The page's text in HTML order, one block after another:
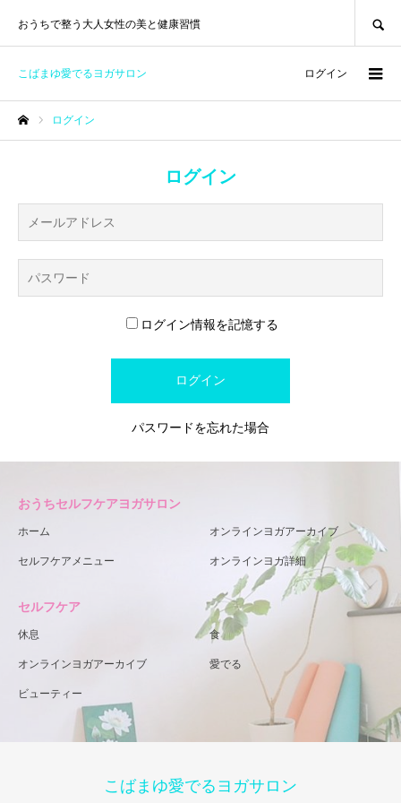
こばまゆ愛でるヨガサロン
おうちで整う大人女性の美と健康習慣
ログイン
ログイン
ログイン
ログイン情報を記憶する
パスワードを忘れた場合
おうちセルフケアヨガサロン
ホーム オンラインヨガアーカイブ
セルフケアメニュー オンラインヨガ詳細
セルフケア
休息 食
オンラインヨガアーカイブ 愛でる
ビューティー
こばまゆ愛でるヨガサロン